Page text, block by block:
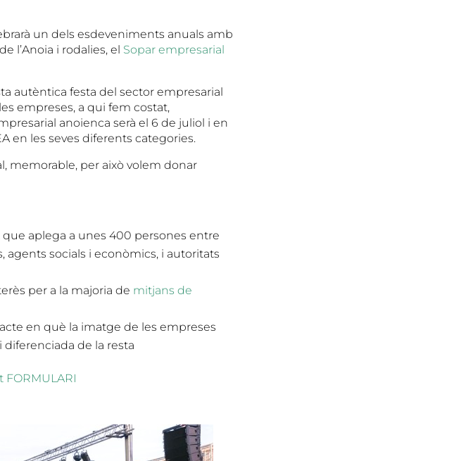
un dels esdeveniments anuals amb
l’Anoia i rodalies, el Sopar empresarial
autèntica festa del sector empresarial
empreses, a qui fem costat,
anoienca serà el 6 de juliol i en
en les seves diferents categories.
memorable, per això volem donar
aplega a unes 400 persones entre
socials i econòmics, i autoritats
per a la majoria de mitjans de
en què la imatge de les empreses
diferenciada de la resta
FORMULARI